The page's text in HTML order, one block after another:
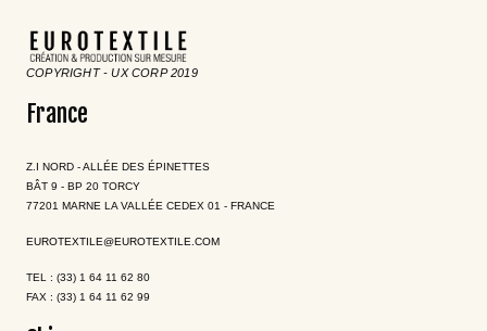
COPYRIGHT - UX CORP 2019
France
Z.I NORD - ALLÉE DES ÉPINETTES
BÂT 9 - BP 20 TORCY
77201 MARNE LA VALLÉE CEDEX 01 - FRANCE
EUROTEXTILE@EUROTEXTILE.COM
TEL : (33) 1 64 11 62 80
FAX : (33) 1 64 11 62 99